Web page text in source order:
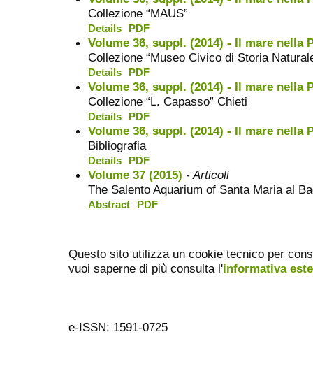
Collezione “MAUS”
Details PDF
Volume 36, suppl. (2014) - Il mare nella
Collezione “Museo Civico di Storia
Details PDF
Volume 36, suppl. (2014) - Il mare nella
Collezione “L. Capasso” Chieti
Details PDF
Volume 36, suppl. (2014) - Il mare nella
Bibliografia
Details PDF
Volume 37 (2015) - Articoli
The Salento Aquarium of Santa Maria al
Abstract PDF
Questo sito utilizza un cookie tecnico per
vuoi saperne di più consulta l'informativa
e-ISSN: 1591-0725